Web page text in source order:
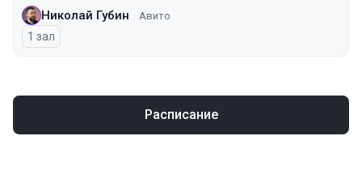
Николай Губин Авито
1 зал
Расписание